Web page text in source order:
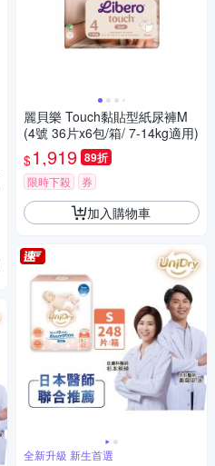
麗貝樂 Touch黏貼型紙尿褲M
(4號 36片x6包/箱/ 7-14kg適用)
$1,919 89折
限時下殺 券
加入購物車
全新升級 新生首選